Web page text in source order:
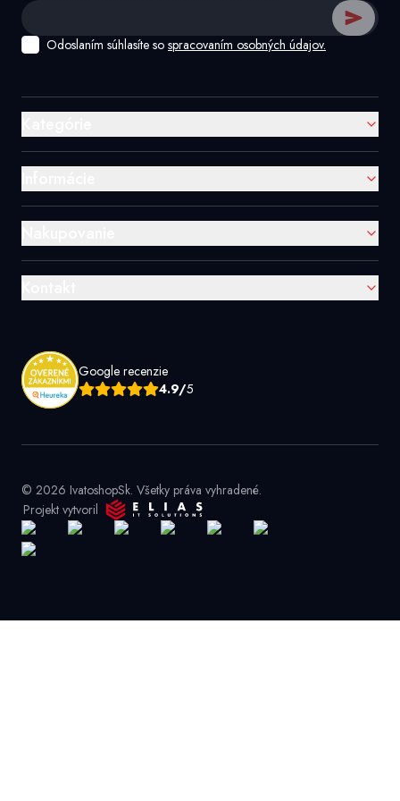
Odoslaním súhlasíte so spracovaním osobných údajov.
Google recenzie
4.9/5
© 2026 IvatoshopSk. Všetky práva vyhradené.
Projekt vytvoril